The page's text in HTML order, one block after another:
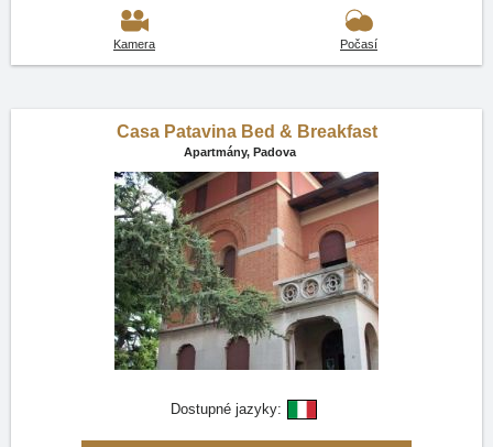
Kamera Počasí
Casa Patavina Bed & Breakfast
Apartmány, Padova
Dostupné jazyky: